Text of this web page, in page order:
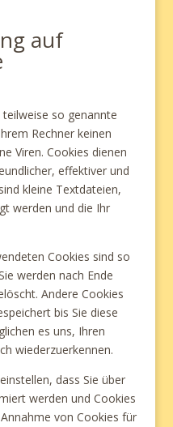
auf
so genannte
Rechner keinen
Viren. Cookies dienen
effektiver und
kleine Textdateien,
werden und die Ihr
Cookies sind so
werden nach Ende
Andere Cookies
bis Sie diese
es uns, Ihren
wiederzuerkennen.
dass Sie über
werden und Cookies
von Cookies für